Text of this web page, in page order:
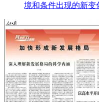
境和条件出现的新变